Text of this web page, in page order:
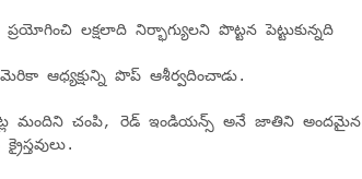
లక్షలాది నిర్భాగ్యులని పొట్టన పెట్టుకున్నది
ఆధ్యక్షున్ని పొప్ ఆశీర్వదించాడు.
మందిని చంపి, రెడ్ ఇండియన్స్ అనే జాతిని అందమైన